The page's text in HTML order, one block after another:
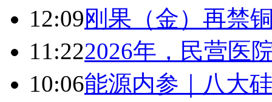
12:09刚果（金）再禁
11:222026年，民营医
10:06能源内参｜八大